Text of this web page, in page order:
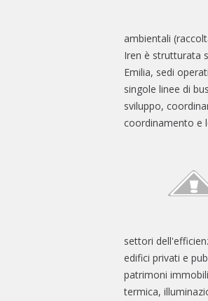
ambientali
Iren è strutturata
Emilia, sedi
singole linee di
sviluppo,
coordinamento e
settori
edifici privati e
patrimoni
termica,